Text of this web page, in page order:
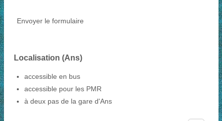
Envoyer le formulaire
Localisation (Ans)
accessible en bus
accessible pour les PMR
à deux pas de la gare d'Ans